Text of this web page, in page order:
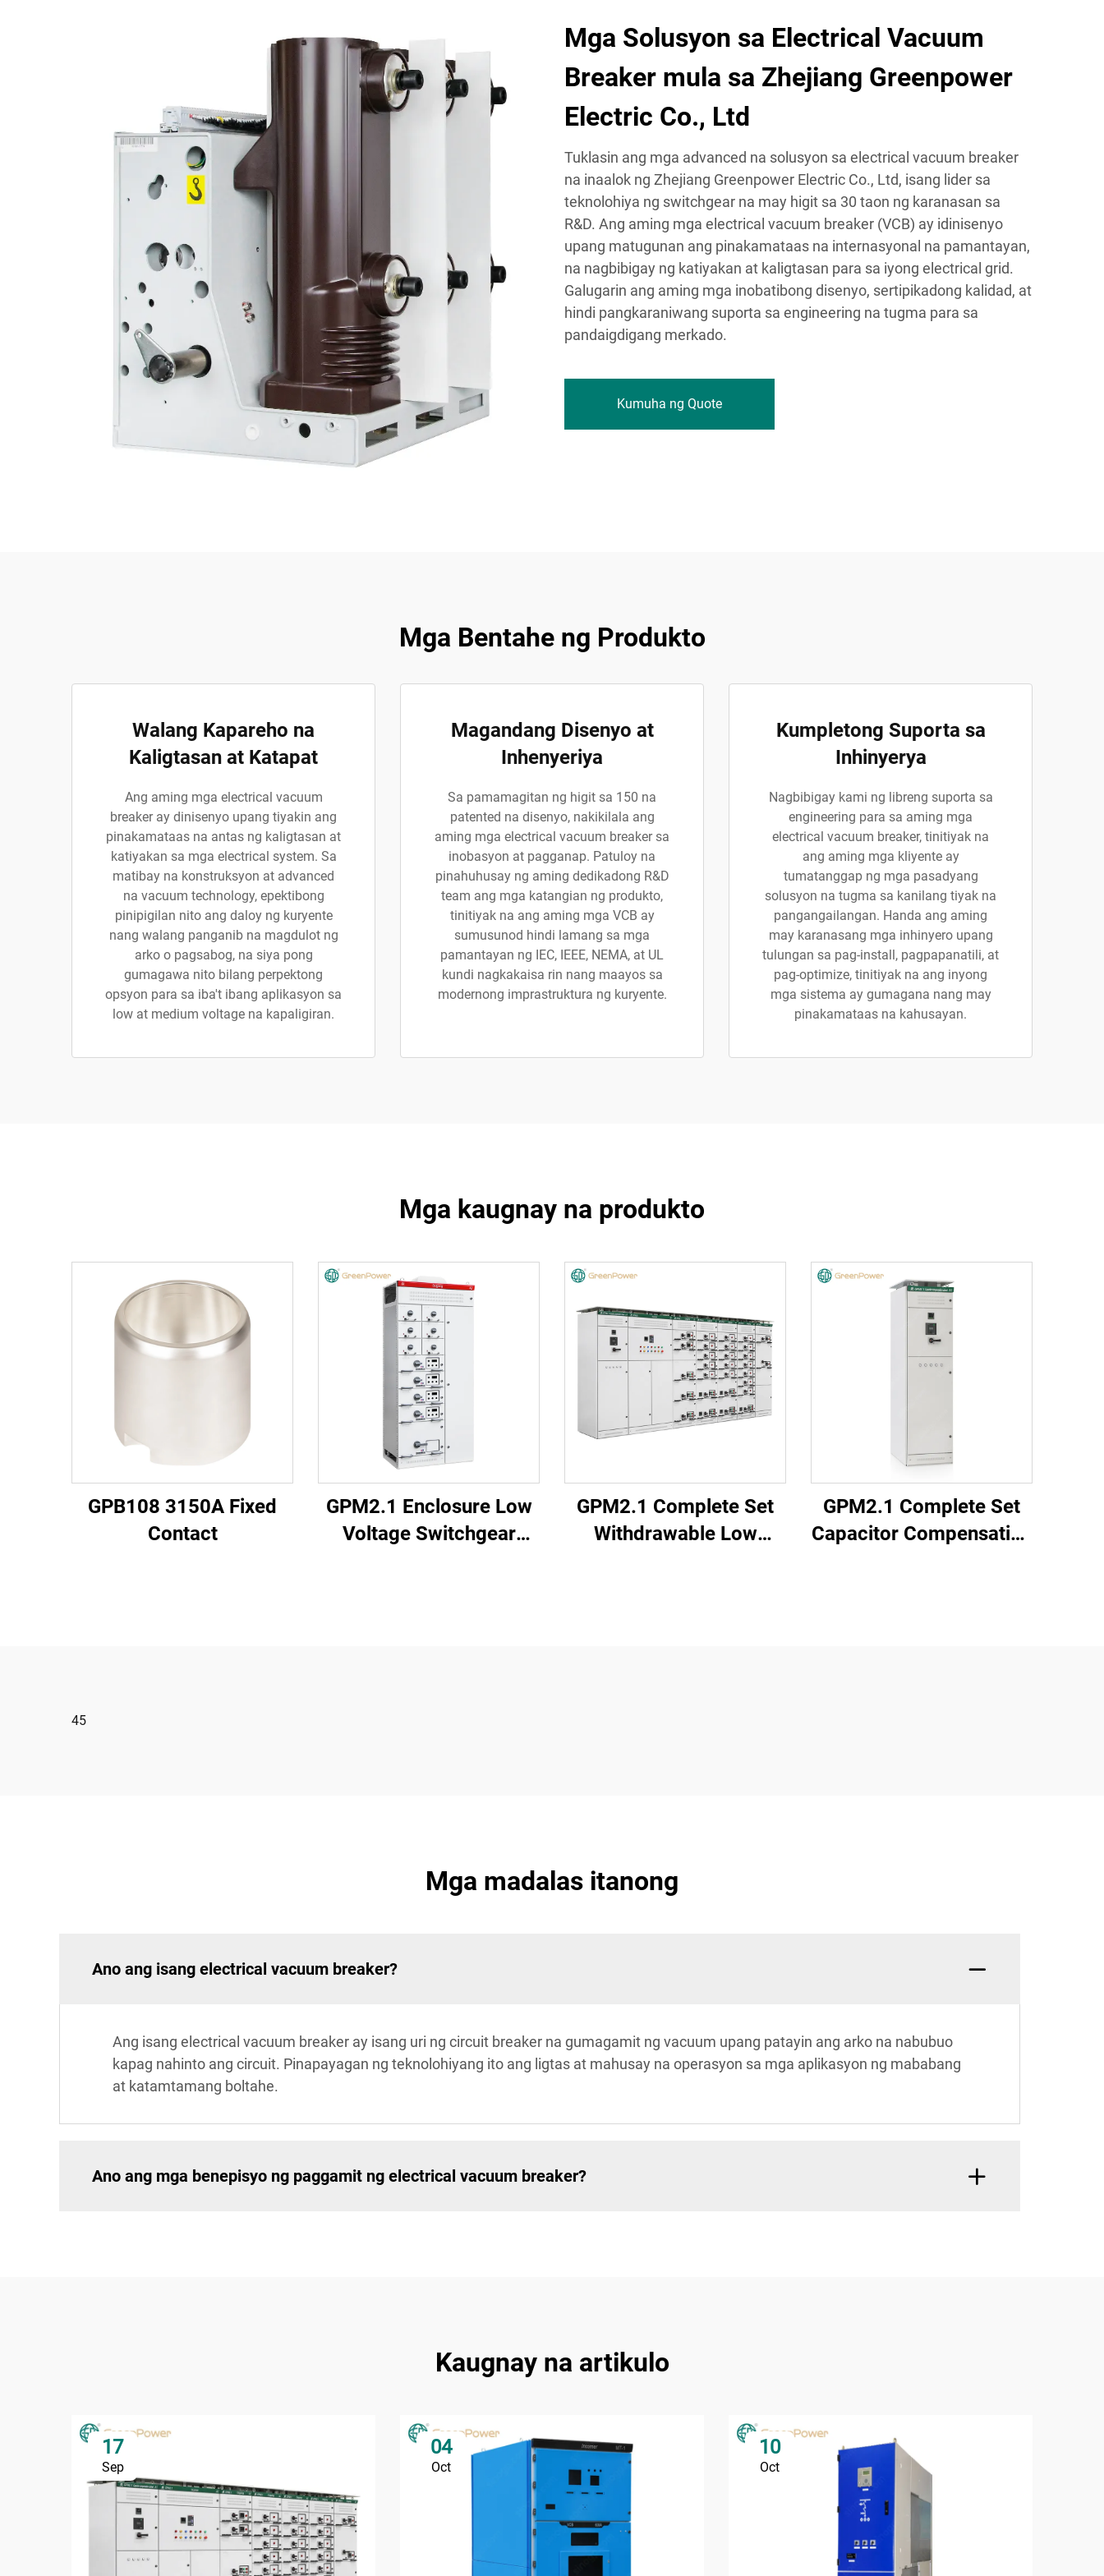
Mga Solusyon sa Electrical Vacuum
Breaker mula sa Zhejiang Greenpower
Electric Co., Ltd
Tuklasin ang mga advanced na solusyon sa electrical vacuum breaker
na inaalok ng Zhejiang Greenpower Electric Co., Ltd, isang lider sa
teknolohiya ng switchgear na may higit sa 30 taon ng karanasan sa
R&D. Ang aming mga electrical vacuum breaker (VCB) ay idinisenyo
upang matugunan ang pinakamataas na internasyonal na pamantayan,
na nagbibigay ng katiyakan at kaligtasan para sa iyong electrical grid.
Galugarin ang aming mga inobatibong disenyo, sertipikadong kalidad, at
hindi pangkaraniwang suporta sa engineering na tugma para sa
pandaigdigang merkado.
Kumuha ng Quote
Mga Bentahe ng Produkto
Walang Kapareho na
Kaligtasan at Katapat
Ang aming mga electrical vacuum
breaker ay dinisenyo upang tiyakin ang
pinakamataas na antas ng kaligtasan at
katiyakan sa mga electrical system. Sa
matibay na konstruksyon at advanced
na vacuum technology, epektibong
pinipigilan nito ang daloy ng kuryente
nang walang panganib na magdulot ng
arko o pagsabog, na siya pong
gumagawa nito bilang perpektong
opsyon para sa iba't ibang aplikasyon sa
low at medium voltage na kapaligiran.
Magandang Disenyo at
Inhenyeriya
Sa pamamagitan ng higit sa 150 na
patented na disenyo, nakikilala ang
aming mga electrical vacuum breaker sa
inobasyon at pagganap. Patuloy na
pinahuhusay ng aming dedikadong R&D
team ang mga katangian ng produkto,
tinitiyak na ang aming mga VCB ay
sumusunod hindi lamang sa mga
pamantayan ng IEC, IEEE, NEMA, at UL
kundi nagkakaisa rin nang maayos sa
modernong imprastruktura ng kuryente.
Kumpletong Suporta sa
Inhinyerya
Nagbibigay kami ng libreng suporta sa
engineering para sa aming mga
electrical vacuum breaker, tinitiyak na
ang aming mga kliyente ay
tumatanggap ng mga pasadyang
solusyon na tugma sa kanilang tiyak na
pangangailangan. Handa ang aming
may karanasang mga inhinyero upang
tulungan sa pag-install, pagpapanatili, at
pag-optimize, tinitiyak na ang inyong
mga sistema ay gumagana nang may
pinakamataas na kahusayan.
Mga kaugnay na produkto
GPB108 3150A Fixed
Contact
GPM2.1 Enclosure Low
Voltage Switchgear
GPM2.1 Complete Set
Withdrawable Low
GPM2.1 Complete Set
Capacitor Compensation
45
Mga madalas itanong
Ano ang isang electrical vacuum breaker?
Ang isang electrical vacuum breaker ay isang uri ng circuit breaker na gumagamit ng vacuum upang patayin ang arko na nabubuo
kapag nahinto ang circuit. Pinapayagan ng teknolohiyang ito ang ligtas at mahusay na operasyon sa mga aplikasyon ng mababang
at katamtamang boltahe.
Ano ang mga benepisyo ng paggamit ng electrical vacuum breaker?
Kaugnay na artikulo
17
Sep
04
Oct
10
Oct